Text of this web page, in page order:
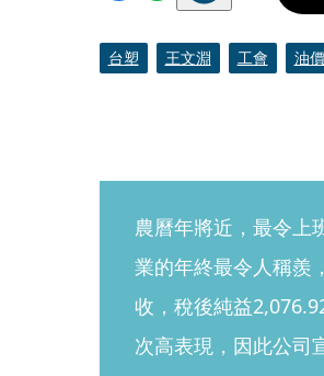
台塑 王文淵 工會 油價
農曆年將近，最令上
業的年終最令人稱羨
收，稅後純益
次高表現，因此公司